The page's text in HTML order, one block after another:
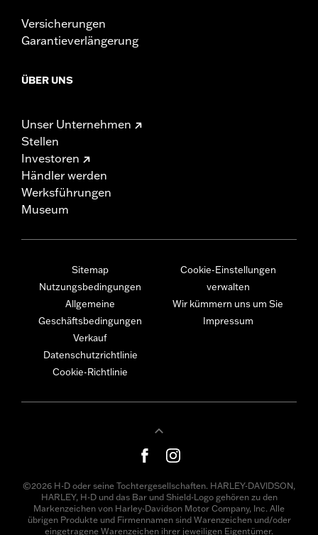
Versicherungen
Garantieverlängerung
ÜBER UNS
Unser Unternehmen
Stellen
Investoren
Händler werden
Werksführungen
Museum
Sitemap
Nutzungsbedingungen
Allgemeine
Geschäftsbedingungen
Verkauf
Datenschutzrichtlinie
Cookie-Richtlinie
Cookie-Einstellungen
verwalten
Wir kümmern uns um Sie
Impressum
©2026 H-D oder seine Tochtergesellschaften. HARLEY-DAVIDSON,
HARLEY, H-D und das Bar und Shield-Logo gehören zu den
Markenzeichen von Harley-Davidson Motor Company, Inc. Alle
übrigen Produkte und Firmennamen sind Warenzeichen und/oder
eingetragene Warenzeichen ihrer jeweiligen Eigentümer.